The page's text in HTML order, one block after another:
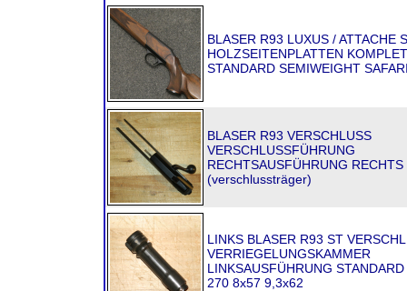
BLASER R93 LUXUS / ATTACHE
HOLZSEITENPLATTEN
STANDARD SEMIWEIGHT
BLASER R93 VERSCHLUSS
VERSCHLUSSFÜHRUNG
RECHTSAUSFÜHRUNG RECHTS
(verschlussträger)
LINKS BLASER R93 ST
VERRIEGELUNGSKAMMER
LINKSAUSFÜHRUNG
270 8x57 9,3x62